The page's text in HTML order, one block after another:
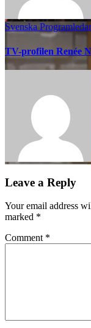
Svenska
TV-profilen Renée
Leave a Reply
Your email address
marked *
Comment *